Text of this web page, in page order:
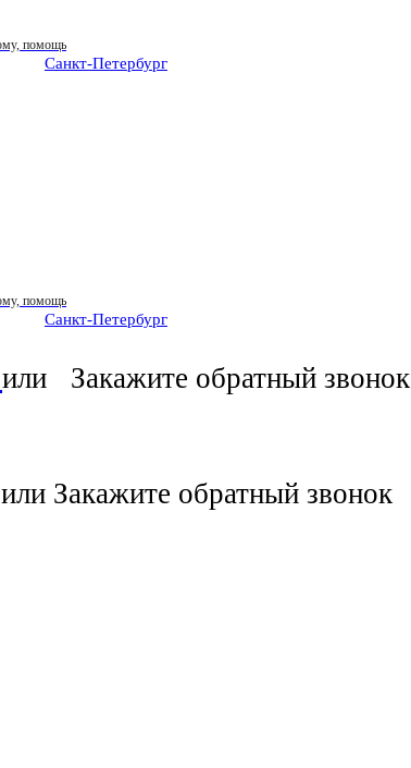
Санкт-Петербург
Санкт-Петербург
или Закажите обратный звонок
или Закажите обратный звонок